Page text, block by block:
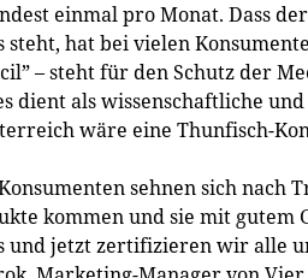
einmal pro Monat. Dass
steht, hat bei vielen
– steht für den Schutz der
dient als wissenschaftliche
wäre eine Thunfisch-
sehnen sich
kommen und sie mit gutem
und jetzt zertifizieren wir alle